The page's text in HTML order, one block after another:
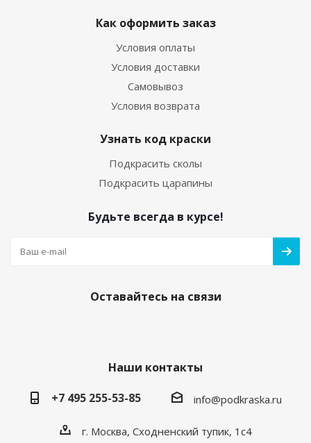
Как оформить заказ
Условия оплаты
Условия доставки
Самовывоз
Условия возврата
Узнать код краски
Подкрасить сколы
Подкрасить царапины
Будьте всегда в курсе!
Оставайтесь на связи
Наши контакты
+7 495 255-53-85
info@podkraska.ru
г. Москва, Сходненский тупик, 1с4